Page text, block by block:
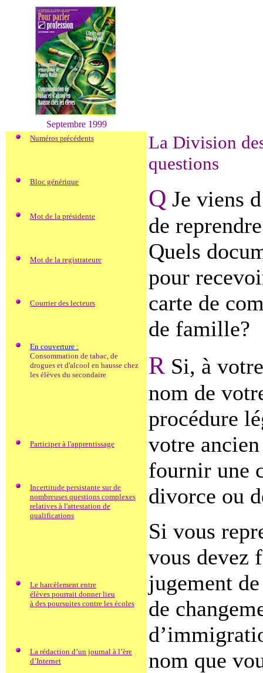
Septembre 1999
Numéros précédents
Bloc générique
Mot de la présidente
Mot de la registrateure
Courrier des lecteurs
En couverture :
Consommation de tabac, de
drogues et d'alcool en hausse chez
les élèves du secondaire
Participer à l'apprentissage
Incertitude persistante sur de
nombreuses questions complexes
relatives à l'attestation de
qualifications
Le harcèlement entre
élèves pourrait donner lieu
à des poursuites contre les écoles
La rédaction d’un journal à l’ère
d’Internet
La Division
questions
Q Je viens
de
Quels
pour
carte de
de famille?
R Si, à
nom de
procédure
votre
fournir une
divorce ou
Si vous
vous devez
jugement
de
nom que